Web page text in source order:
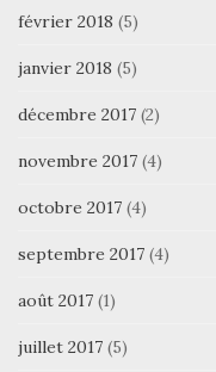
février 2018 (5)
janvier 2018 (5)
décembre 2017 (2)
novembre 2017 (4)
octobre 2017 (4)
septembre 2017 (4)
août 2017 (1)
juillet 2017 (5)